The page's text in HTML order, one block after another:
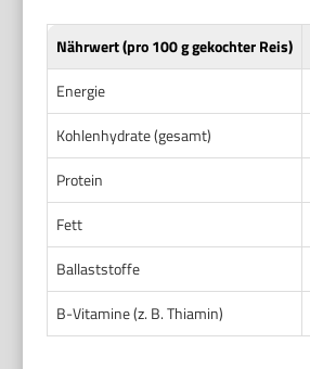
Nährwert (pro 100 g gekochter Reis)
Energie
Kohlenhydrate (gesamt)
Protein
Fett
Ballaststoffe
B-Vitamine (z. B. Thiamin)